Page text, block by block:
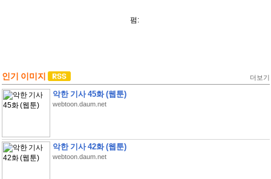
펌:
인기 이미지 더보기
악한 기사 45화 (웹툰)
webtoon.daum.net
악한 기사 42화 (웹툰)
webtoon.daum.net